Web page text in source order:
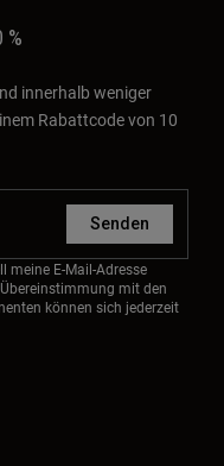
%
innerhalb weniger
Rabattcode von 10
Senden
meine E-Mail-Adresse
mit den
können sich jederzeit